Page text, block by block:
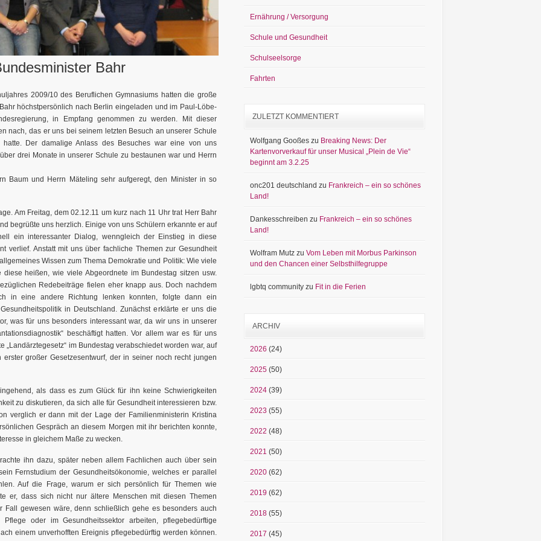
Bahr
2009/10 des Beruflichen Gymnasiums hatten die große
höchstpersönlich nach Berlin eingeladen und im Paul-Löbe-
in Empfang genommen zu werden. Mit dieser
nach, das er uns bei seinem letzten Besuch an unserer Schule
Der damalige Anlass des Besuches war eine von uns
drei Monate in unserer Schule zu bestaunen war und Herrn
Baum und Herrn Mäteling sehr aufgeregt, den Minister in so
Am Freitag, dem 02.12.11 um kurz nach 11 Uhr trat Herr Bahr
begrüßte uns herzlich. Einige von uns Schülern erkannte er auf
ein interessanter Dialog, wenngleich der Einstieg in diese
verlief. Anstatt mit uns über fachliche Themen zur Gesundheit
Wissen zum Thema Demokratie und Politik: Wie viele
heißen, wie viele Abgeordnete im Bundestag sitzen usw.
Redebeiträge fielen eher knapp aus. Doch nachdem
in eine andere Richtung lenken konnten, folgte dann ein
in Deutschland. Zunächst erklärte er uns die
was für uns besonders interessant war, da wir uns in unserer
beschäftigt hatten. Vor allem war es für uns
„Landärztegesetz“ im Bundestag verabschiedet worden war, auf
großer Gesetzesentwurf, der in seiner noch recht jungen
als dass es zum Glück für ihn keine Schwierigkeiten
zu diskutieren, da sich alle für Gesundheit interessieren bzw.
verglich er dann mit der Lage der Familienministerin Kristina
Gespräch an diesem Morgen mit ihr berichten konnte,
in gleichem Maße zu wecken.
ihn dazu, später neben allem Fachlichen auch über sein
Fernstudium der Gesundheitsökonomie, welches er parallel
Auf die Frage, warum er sich persönlich für Themen wie
er, dass sich nicht nur ältere Menschen mit diesen Themen
Fall gewesen wäre, denn schließlich gehe es besonders auch
oder im Gesundheitssektor arbeiten, pflegebedürftige
einem unverhofften Ereignis pflegebedürftig werden können.
Ernährung / Versorgung
Schule und Gesundheit
Schulseelsorge
Fahrten
ZULETZT KOMMENTIERT
Wolfgang Gooßes zu Breaking News: Der
Kartenvorverkauf für unser Musical „Plein de Vie“
beginnt am 3.2.25
onc201 deutschland zu Frankreich – ein so schönes
Land!
Dankesschreiben zu Frankreich – ein so schönes
Land!
Wolfram Mutz zu Vom Leben mit Morbus Parkinson
und den Chancen einer Selbsthilfegruppe
lgbtq community zu Fit in die Ferien
ARCHIV
2026 (24)
2025 (50)
2024 (39)
2023 (55)
2022 (48)
2021 (50)
2020 (62)
2019 (62)
2018 (55)
2017 (45)